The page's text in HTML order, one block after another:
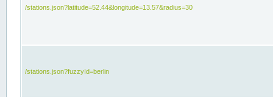
/stations.json?latitude=52.44&longitude=13.57&radius=30
/stations.json?fuzzyId=berlin